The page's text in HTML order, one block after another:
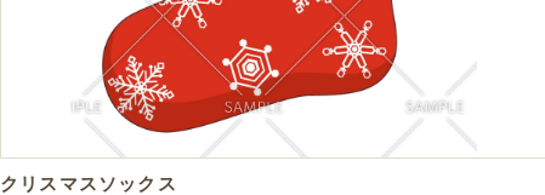
クリスマスソックス